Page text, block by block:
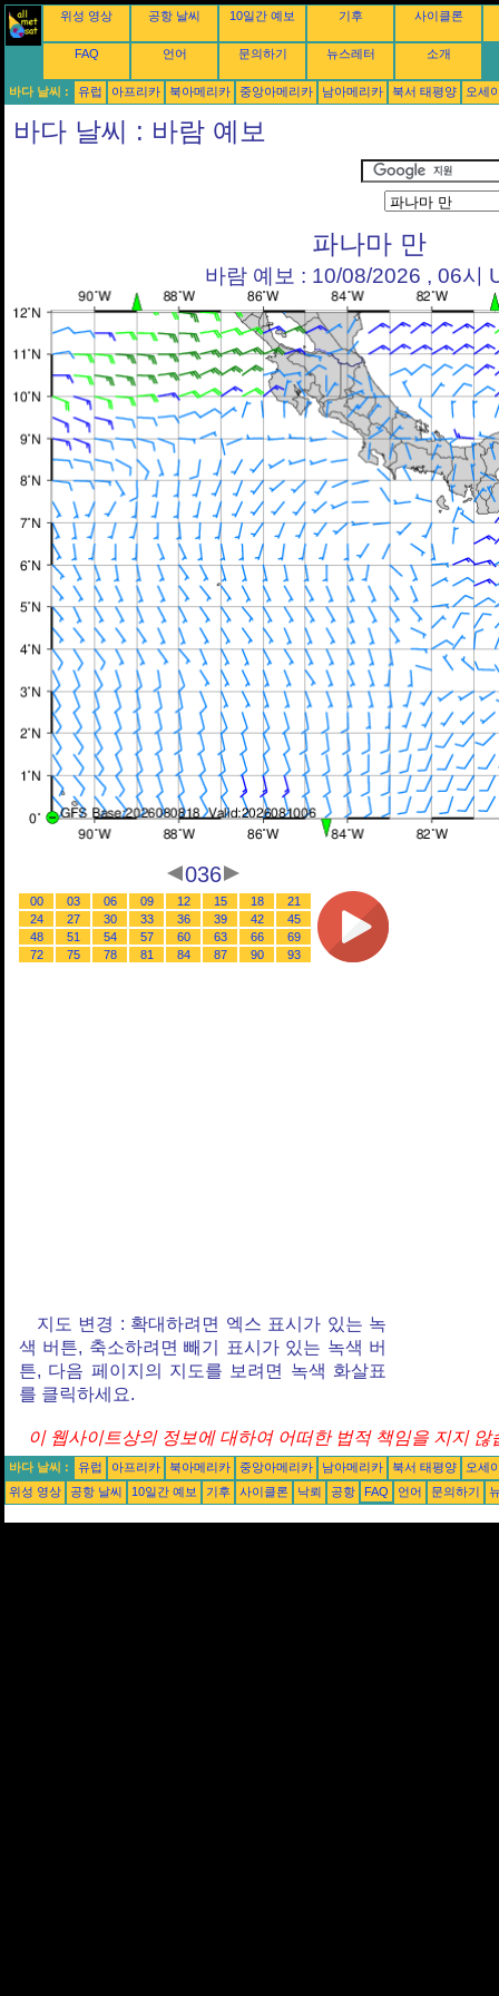
위성 영상 공항 날씨 10일간 예보 기후 사이클론
FAQ 언어 문의하기 뉴스레터 소개
바다 날씨 : 유럽 아프리카 북아메리카 중앙아메리카 남아메리카 북서 태평양 오세
바다 날씨 : 바람 예보
파나마 만
바람 예보 : 10/08/2026 , 06시
036
00 03 06 09 12 15 18
21
24
27 30 33 36 39 42
45
48
51 54 57 60 63 66
69
72
75 78 81 84 87 90 93
지도 변경 : 확대하려면 엑스 표시가 있는 녹
색 버튼, 축소하려면 빼기 표시가 있는 녹색 버
튼, 다음 페이지의 지도를 보려면 녹색 화살표
를 클릭하세요.
이 웹사이트상의 정보에 대하여 어떠한 법적 책임을 지지 않
바다 날씨 : 유럽 아프리카 북아메리카 중앙아메리카 남아메리카 북서 태평양
오세
위성 영상
공항 날씨 10일간 예보 기후 사이클론 낙뢰 공항 FAQ 언어 문의하기